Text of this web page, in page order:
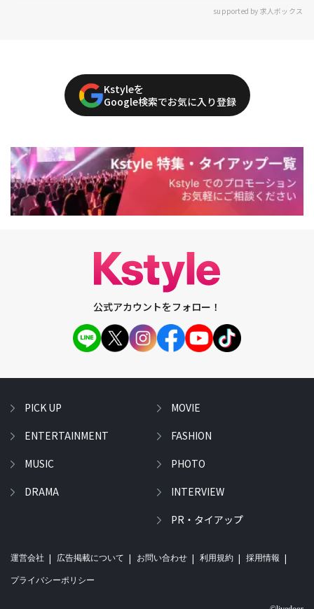
supported by 求人ボックス
Kstyleを
Google検索でお気に入り登録
公式アカウントをフォロー！
PICK UP
ENTERTAINMENT
MUSIC
DRAMA
MOVIE
FASHION
PHOTO
INTERVIEW
PR・タイアップ
運営会社 広告掲載について お問い合わせ 利用規約 採用情報
プライバシーポリシー